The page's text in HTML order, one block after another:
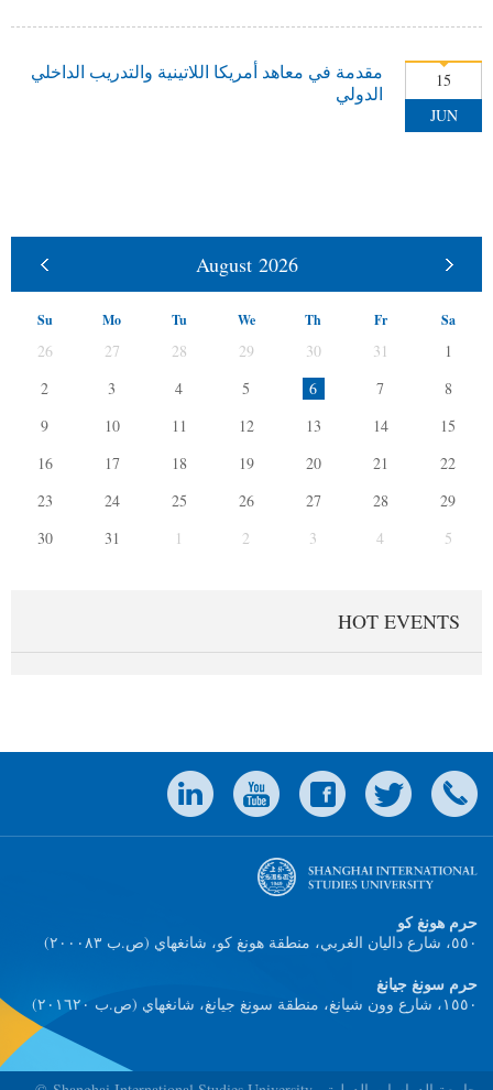
15
JUN
مقدمة في معاهد أمريكا اللاتينية والتدريب الداخلي
الدولي
August 2026
Su Mo Tu We Th Fr Sa
26 27 28 29 30 31
1
2
3 4 5 6 7
8
9
10 11 12 13 14
15
16
17 18 19 20 21
22
23
24 25 26 27 28
29
30
31 1 2 3 4 5
HOT EVENTS
حرم هونغ كو
(٥٥٠، شارع داليان الغربي، منطقة هونغ كو، شانغهاي (ص.ب ٢۰۰۰۸٣
حرم سونغ جيانغ
(١٥٥٠، شارع وون شيانغ، منطقة سونغ جيانغ، شانغهاي (ص.ب ٢۰١٦٢۰